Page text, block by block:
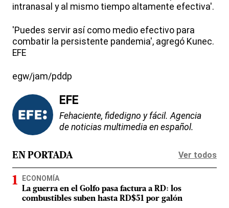
intranasal y al mismo tiempo altamente efectiva'.
'Puedes servir así como medio efectivo para
combatir la persistente pandemia', agregó Kunec.
EFE
egw/jam/pddp
EFE
Fehaciente, fidedigno y fácil. Agencia
de noticias multimedia en español.
EN PORTADA Ver todos
ECONOMÍA
La guerra en el Golfo pasa factura a RD: los
combustibles suben hasta RD$51 por galón